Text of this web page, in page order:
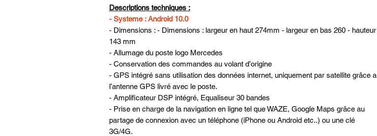
Descriptions techniques :
- Systeme : Android 10.0
- Dimensions : - Dimensions : largeur en haut 274mm - largeur en bas 260 - hauteur
143 mm
- Allumage du poste logo Mercedes
- Conservation des commandes au volant d’origine
- GPS intégré sans utilisation des données internet, uniquement par satellite grâce a
l’antenne GPS livré avec le poste.
- Amplificateur DSP intégré, Equaliseur 30 bandes
- Prise en charge de la navigation en ligne tel que WAZE, Google Maps grâce au
partage de connexion avec un téléphone (iPhone ou Android etc..) ou une clé
3G/4G.